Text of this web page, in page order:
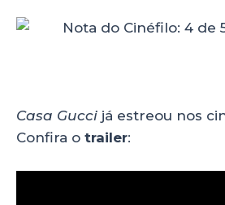
Casa Gucci já estreou nos
Confira o trailer: